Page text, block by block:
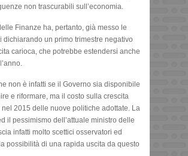
non trascurabili sull’economia.
Finanze ha, pertanto, già messo le
dichiarando un primo trimestre negativo
carioca, che potrebbe estendersi anche
non è infatti se il Governo sia disponibile
e riformare, ma il costo sulla crescita
2015 delle nuove politiche adottate. La
il pessimismo dell’attuale ministro delle
infatti molto scettici osservatori ed
possibilità di una rapida uscita da questo